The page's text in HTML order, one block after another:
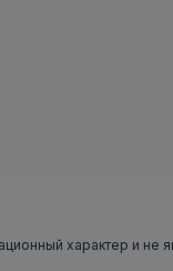
характер и не